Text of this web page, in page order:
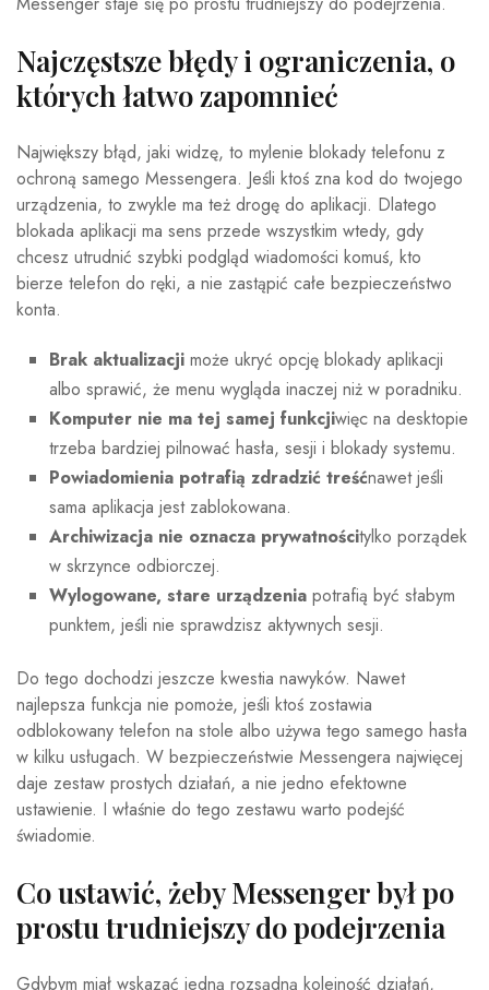
Najczęstsze błędy i ograniczenia, o
których łatwo zapomnieć
Największy błąd, jaki widzę, to mylenie blokady telefonu z
ochroną samego Messengera. Jeśli ktoś zna kod do twojego
urządzenia, to zwykle ma też drogę do aplikacji. Dlatego
blokada aplikacji ma sens przede wszystkim wtedy, gdy
chcesz utrudnić szybki podgląd wiadomości komuś, kto
bierze telefon do ręki, a nie zastąpić całe bezpieczeństwo
konta.
Brak aktualizacji może ukryć opcję blokady aplikacji
albo sprawić, że menu wygląda inaczej niż w poradniku.
Komputer nie ma tej samej funkcjiwięc na desktopie
trzeba bardziej pilnować hasła, sesji i blokady systemu.
Powiadomienia potrafią zdradzić treśćnawet jeśli
sama aplikacja jest zablokowana.
Archiwizacja nie oznacza prywatnościtylko porządek
w skrzynce odbiorczej.
Wylogowane, stare urządzenia potrafią być słabym
punktem, jeśli nie sprawdzisz aktywnych sesji.
Do tego dochodzi jeszcze kwestia nawyków. Nawet
najlepsza funkcja nie pomoże, jeśli ktoś zostawia
odblokowany telefon na stole albo używa tego samego hasła
w kilku usługach. W bezpieczeństwie Messengera najwięcej
daje zestaw prostych działań, a nie jedno efektowne
ustawienie. I właśnie do tego zestawu warto podejść
świadomie.
Co ustawić, żeby Messenger był po
prostu trudniejszy do podejrzenia
Gdybym miał wskazać jedną rozsądną kolejność działań,